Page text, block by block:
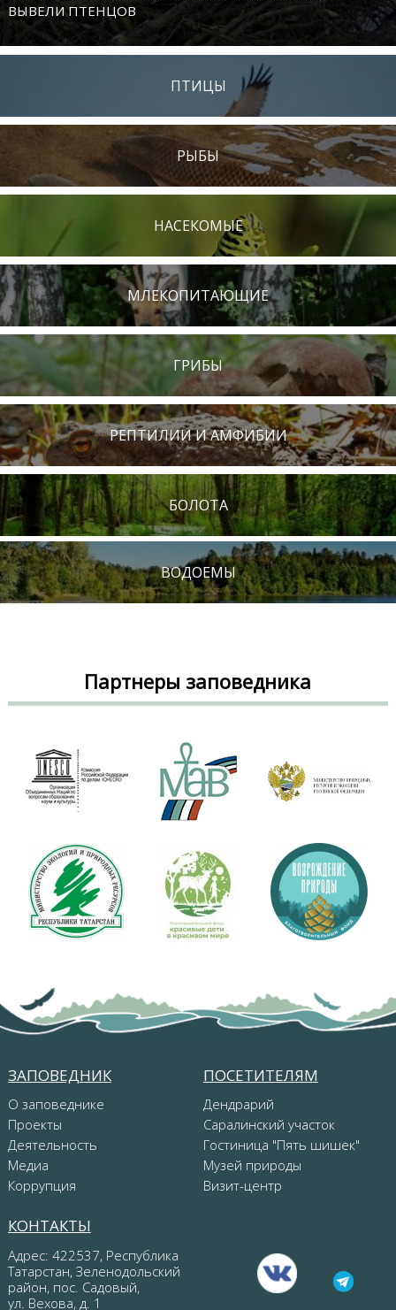
ВЫВЕЛИ ПТЕНЦОВ
ПТИЦЫ
РЫБЫ
НАСЕКОМЫЕ
МЛЕКОПИТАЮЩИЕ
ГРИБЫ
РЕПТИЛИИ И АМФИБИИ
БОЛОТА
ВОДОЕМЫ
Партнеры заповедника
ЗАПОВЕДНИК
О заповеднике
Проекты
Деятельность
Медиа
Коррупция
ПОСЕТИТЕЛЯМ
Дендрарий
Саралинский участок
Гостиница "Пять шишек"
Музей природы
Визит-центр
КОНТАКТЫ
Адрес: 422537, Республика
Татарстан, Зеленодольский
район, пос. Садовый,
ул. Вехова, д. 1